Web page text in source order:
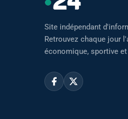
Site indépendant
Retrouvez chaque jour
économique, sportive